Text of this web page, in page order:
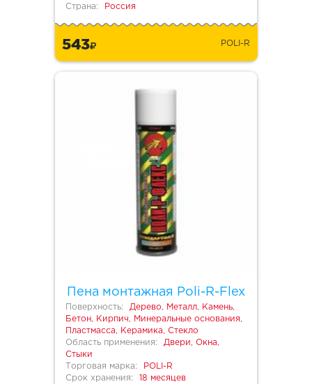
Страна:
Россия
543 POLI-R
Пена монтажная Poli-R-Flex
Поверхность:
Дерево, Металл, Камень,
Бетон, Кирпич, Минеральные основания,
Пластмасса, Керамика, Стекло
Область применения:
Двери, Окна,
Стыки
Торговая марка:
POLI-R
Срок хранения:
18 месяцев